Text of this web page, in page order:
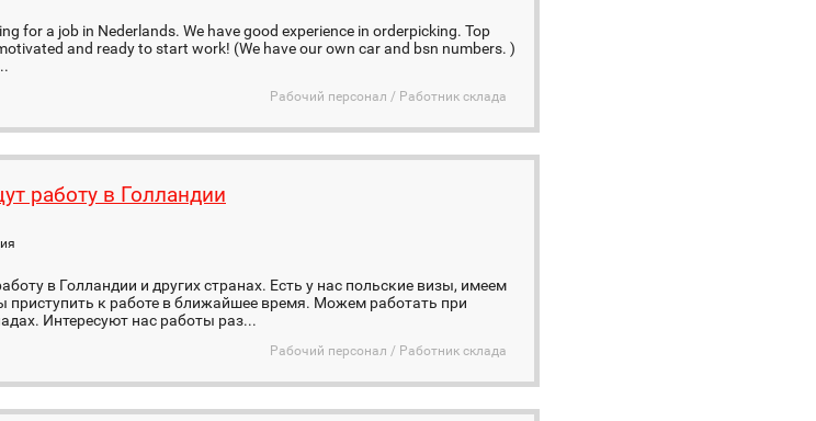
for a job in Nederlands. We have good experience in orderpicking. Top
and ready to start work! (We have our own car and bsn numbers. )
Рабочий персонал / Работник склада
работу в Голландии
в Голландии и других странах. Есть у нас польские визы, имеем
приступить к работе в ближайшее время. Можем работать при
Интересуют нас работы раз...
Рабочий персонал / Работник склада